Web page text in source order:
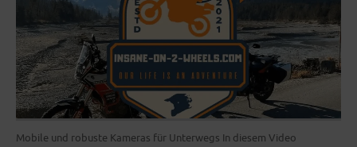
Mobile und robuste Kameras für Unterwegs In diesem Video